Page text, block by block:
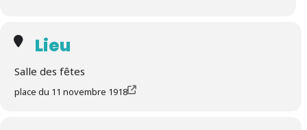
Lieu
Salle des fêtes
place du 11 novembre 1918